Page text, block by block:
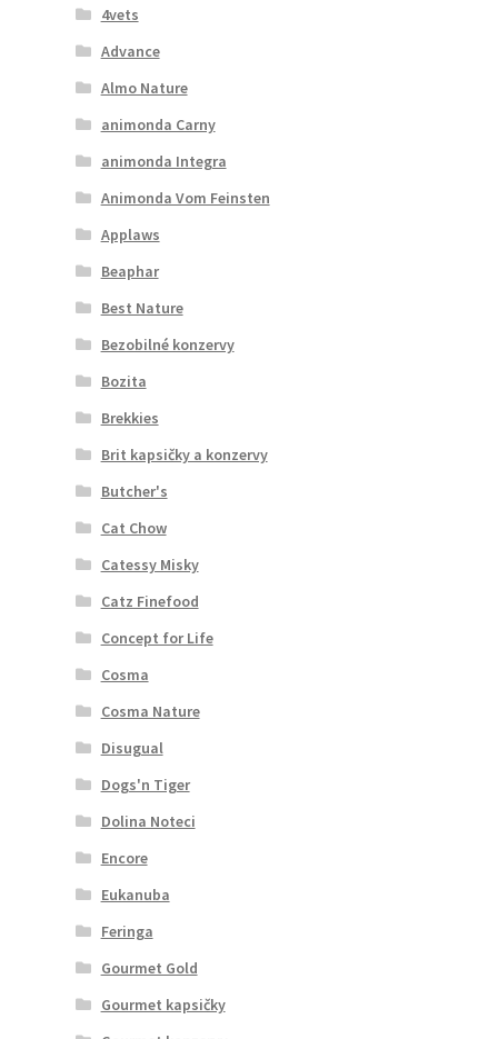
4vets
Advance
Almo Nature
animonda Carny
animonda Integra
Animonda Vom Feinsten
Applaws
Beaphar
Best Nature
Bezobilné konzervy
Bozita
Brekkies
Brit kapsičky a konzervy
Butcher's
Cat Chow
Catessy Misky
Catz Finefood
Concept for Life
Cosma
Cosma Nature
Disugual
Dogs'n Tiger
Dolina Noteci
Encore
Eukanuba
Feringa
Gourmet Gold
Gourmet kapsičky